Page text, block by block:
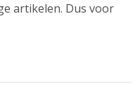
artikelen. Dus voor